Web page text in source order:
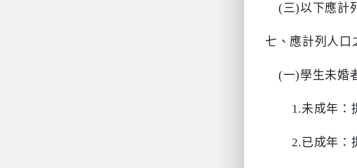
(三)以下應計
七、應計列人口
(一)學生未婚
1.未成年：
2.已成年：